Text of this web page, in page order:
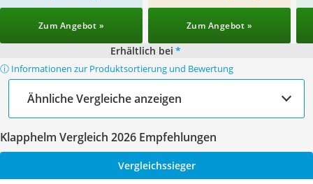
Zum Angebot » Zum Angebot »
Erhältlich bei *
ⓘ Informationen zur Produktsortierung und Bewertung
Ähnliche Vergleiche anzeigen
Klapphelm Vergleich 2026 Empfehlungen
Vergleichssieger